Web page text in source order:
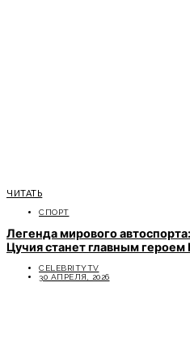
ЧИТАТЬ
СПОРТ
Легенда мирового
Цучия станет главным
CELEBRITYTV
30 АПРЕЛЯ, 2026